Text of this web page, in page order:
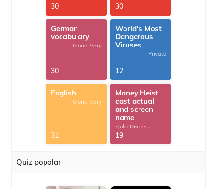
30 30
German
vocabulary
-Gloria Mary
30
World's Most
Dangerous
Viruses
-Privato
12
English
-Gloria Mary
31
Money Heist
cast actual
and screen
name
-John Dennis
G.Thomas
19
Quiz popolari